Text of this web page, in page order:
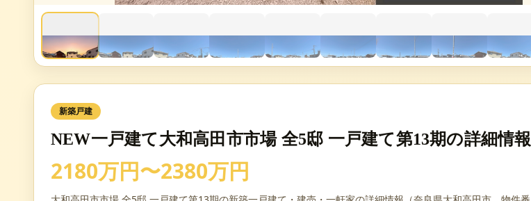
新築戸建
NEW一戸建て大和高田市市場 全5邸 一戸建て第13期の詳細情報
2180万円〜2380万円